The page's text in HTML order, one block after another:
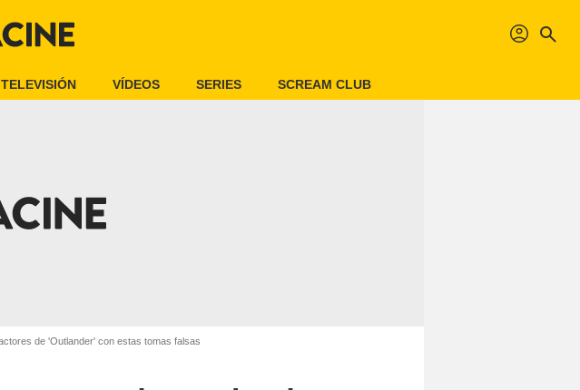
profil search
TELEVISIÓN VÍDEOS SERIES SCREAM CLUB
de 'Outlander' con estas tomas falsas